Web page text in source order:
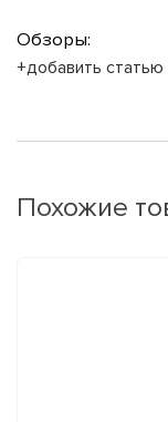
Обзоры:
+добавить
Похожие